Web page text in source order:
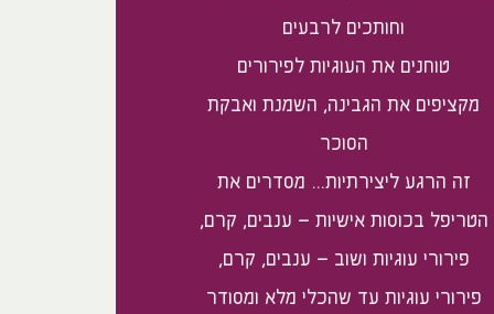
וחותכים לרבעים
טוחנים את העוגיות לפירורים
מקציפים את הגבינה, השמנת ואבקת
הסוכר
זה הרגע ליצירתיות… מסדרים את
הטריפל בכוסות אישיות – ענבים, קרם,
פירורי עוגיות ושוב – ענבים, קרם,
פירורי עוגיות עד שהכלי מלא ומסודר